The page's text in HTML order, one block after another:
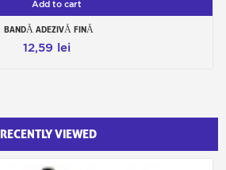
Add to cart
BANDĂ ADEZIVĂ FINĂ
12,59 lei
RECENTLY VIEWED